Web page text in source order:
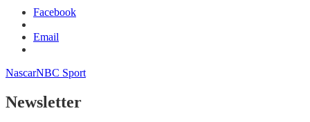
Facebook
Email
NascarNBC Sport
Newsletter